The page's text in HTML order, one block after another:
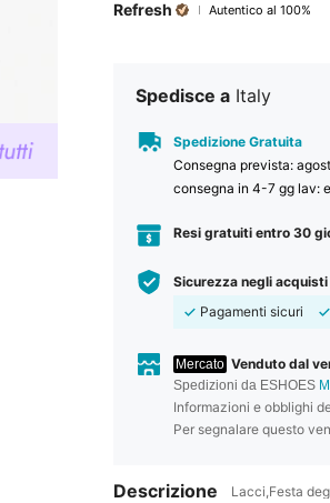
Refresh Autentico al 100%
Spedisce a Italy
Spedizione Gratuita
Consegna prevista:
consegna in 4-7 gg lav:
Resi gratuiti entro 30
Sicurezza negli acquisti
Pagamenti sicuri
Mercato Venduto dal
Spedizioni da ESHOES
Informazioni e obblighi
Per segnalare questo
Descrizione Lacci,Festa